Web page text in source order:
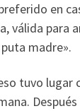
en
para
madre».
tuvo lugar